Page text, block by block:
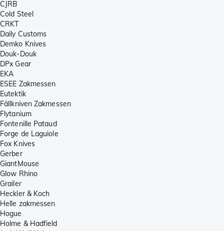
CJRB
Cold Steel
CRKT
Daily Customs
Demko Knives
Douk-Douk
DPx Gear
EKA
ESEE Zakmessen
Eutektik
Fällkniven Zakmessen
Flytanium
Fontenille Pataud
Forge de Laguiole
Fox Knives
Gerber
GiantMouse
Glow Rhino
Grailer
Heckler & Koch
Helle zakmessen
Hogue
Holme & Hadfield